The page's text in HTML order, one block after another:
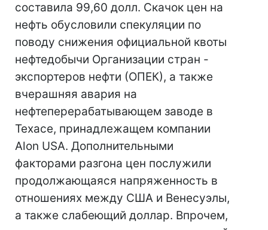
составила 99,60 долл. Скачок цен на
нефть обусловили спекуляции по
поводу снижения официальной квоты
нефтедобычи Организации стран -
экспортеров нефти (ОПЕК), а также
вчерашняя авария на
нефтеперерабатывающем заводе в
Техасе, принадлежащем компании
Alon USA. Дополнительными
факторами разгона цен послужили
продолжающаяся напряженность в
отношениях между США и Венесуэлы,
а также слабеющий доллар. Впрочем,